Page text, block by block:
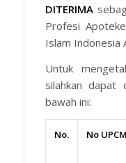
DITERIMA
Profesi
Islam Indonesia
Untuk
silahkan dapat
bawah ini:
No. No UPCM